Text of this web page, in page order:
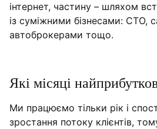
інтернет, частину – шляхом
із суміжними бізнесами: СТО,
автоброкерами тощо.
Які місяці
Ми працюємо тільки рік і
зростання потоку клієнтів,